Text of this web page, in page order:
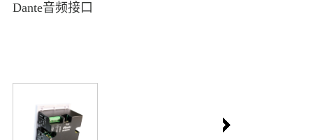
Dante音频接口